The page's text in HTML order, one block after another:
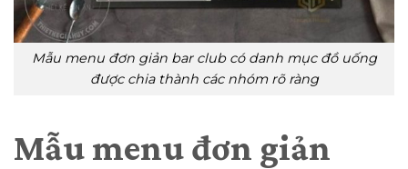
Mẫu menu đơn giản bar club có danh mục đồ uống
được chia thành các nhóm rõ ràng
Mẫu menu đơn giản